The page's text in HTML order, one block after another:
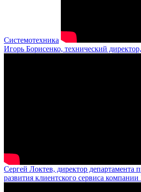
Системотехника
Игорь Борисенко, технический
Сергей Локтев, директор департамента
развития клиентского сервиса